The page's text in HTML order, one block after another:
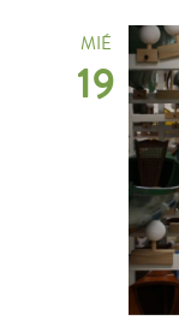
MIÉ
19